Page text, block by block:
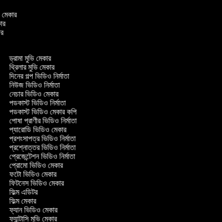
মেকার
ড্রামা মুভি মেকার
থ্রিলার মুভি মেকার
দিনের গল্প ভিডিও নির্মাতা
নিউজ ভিডিও নির্মাতা
নেচার ভিডিও মেকার
পডকাস্ট ভিডিও নির্মাতা
পডকাস্ট ভিডিও মেকার কপি
পোষা প্রাণীর ভিডিও নির্মাতা
প্যারোডি ভিডিও মেকার
প্রশংসাপত্র ভিডিও নির্মাতা
প্রশ্নোত্তর ভিডিও নির্মাতা
প্রেজেন্টেশন ভিডিও নির্মাতা
প্রোমো ভিডিও মেকার
ফটো ভিডিও মেকার
ফিটনেস ভিডিও মেকার
ফিল্ম এডিটর
ফিল্ম মেকার
ফ্যান ভিডিও মেকার
ফ্যান্টাসি মুভি মেকার